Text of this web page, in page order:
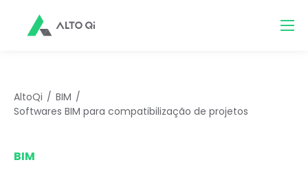
AltoQi
BIM
Softwares BIM para compatibilização de projetos
BIM